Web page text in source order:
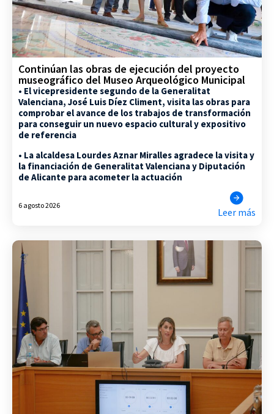
Continúan las obras de ejecución del proyecto
museográfico del Museo Arqueológico Municipal
• El vicepresidente segundo de la Generalitat
Valenciana, José Luis Díez Climent, visita las obras para
comprobar el avance de los trabajos de transformación
para conseguir un nuevo espacio cultural y expositivo
de referencia
• La alcaldesa Lourdes Aznar Miralles agradece la visita y
la financiación de Generalitat Valenciana y Diputación
de Alicante para acometer la actuación
6 agosto 2026
Leer más